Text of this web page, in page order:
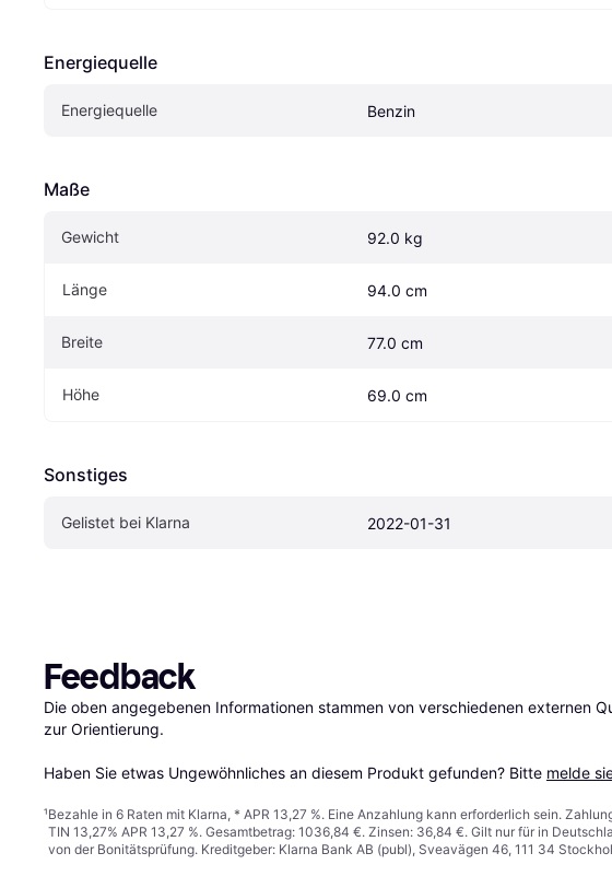
Energiequelle
Energiequelle Benzin
Maße
Gewicht 92.0 kg
Länge 94.0 cm
Breite 77.0 cm
Höhe 69.0 cm
Sonstiges
Gelistet bei Klarna 2022-01-31
Feedback
Die oben angegebenen Informationen stammen von verschiedenen externen
zur Orientierung.
Haben Sie etwas Ungewöhnliches an diesem Produkt gefunden? Bitte melde
¹Bezahle in 6 Raten mit Klarna, * APR 13,27 %. Eine Anzahlung kann erforderlich sein.
TIN 13,27% APR 13,27 %. Gesamtbetrag: 1036,84 €. Zinsen: 36,84 €. Gilt nur für in
von der Bonitätsprüfung. Kreditgeber: Klarna Bank AB (publ), Sveavägen 46, 111 34